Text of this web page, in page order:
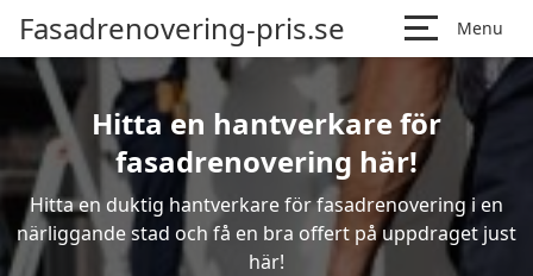
Fasadrenovering-pris.se Menu
Hitta en hantverkare för
fasadrenovering här!
Hitta en duktig hantverkare för fasadrenovering i en
närliggande stad och få en bra offert på uppdraget just
här!